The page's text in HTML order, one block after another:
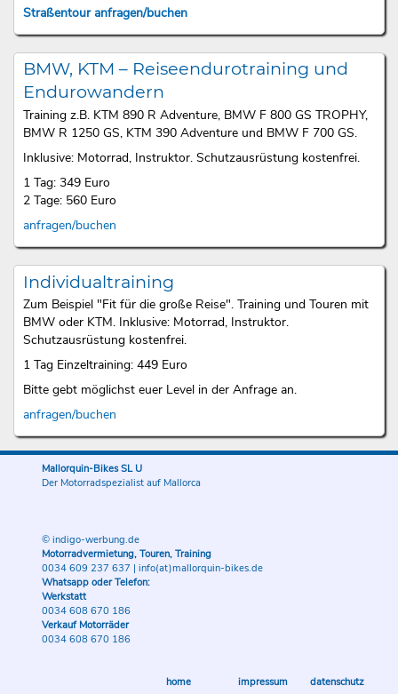
Straßentour anfragen/buchen
BMW, KTM – Reiseendurotraining und
Endurowandern
Training z.B. KTM 890 R Adventure, BMW F 800 GS TROPHY,
BMW R 1250 GS, KTM 390 Adventure und BMW F 700 GS.
Inklusive: Motorrad, Instruktor. Schutzausrüstung kostenfrei.
1 Tag: 349 Euro
2 Tage: 560 Euro
anfragen/buchen
Individualtraining
Zum Beispiel "Fit für die große Reise". Training und Touren mit
BMW oder KTM. Inklusive: Motorrad, Instruktor.
Schutzausrüstung kostenfrei.
1 Tag Einzeltraining: 449 Euro
Bitte gebt möglichst euer Level in der Anfrage an.
anfragen/buchen
Mallorquin-Bikes SL U
Der Motorradspezialist auf Mallorca
© indigo-werbung.de
Motorradvermietung, Touren, Training
0034 609 237 637 | info(at)mallorquin-bikes.de
Whatsapp oder Telefon:
Werkstatt
0034 608 670 186
Verkauf Motorräder
0034 608 670 186
home impressum datenschutz